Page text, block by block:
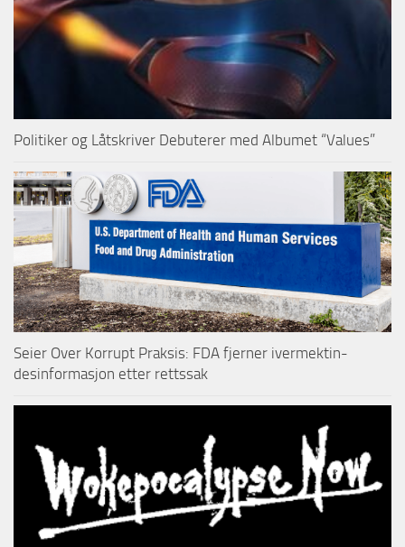
Politiker og Låtskriver Debuterer med Albumet “Values”
Seier Over Korrupt Praksis: FDA fjerner ivermektin-
desinformasjon etter rettssak